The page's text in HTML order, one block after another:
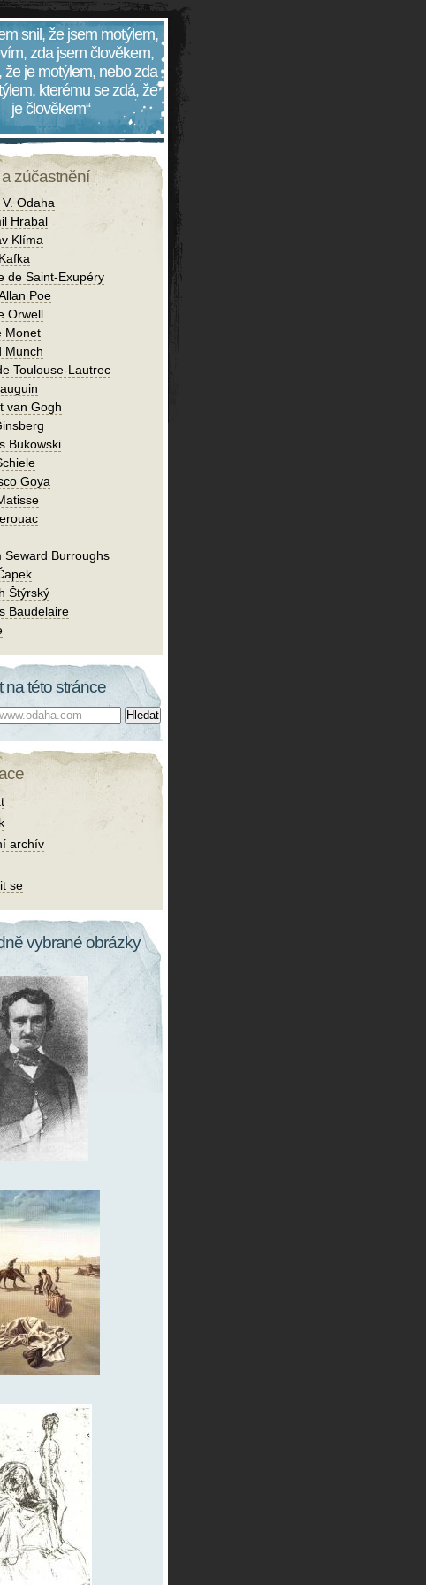
snil, že jsem motýlem,
zda jsem člověkem,
že je motýlem, nebo zda
kterému se zdá, že
je člověkem“
a zúčastnění
Odaha
Hrabal
Klíma
de Saint-Exupéry
Poe
Orwell
Monet
Munch
Toulouse-Lautrec
van Gogh
Bukowski
Goya
Seward Burroughs
Štýrský
Baudelaire
na této stránce
archív
se
vybrané obrázky